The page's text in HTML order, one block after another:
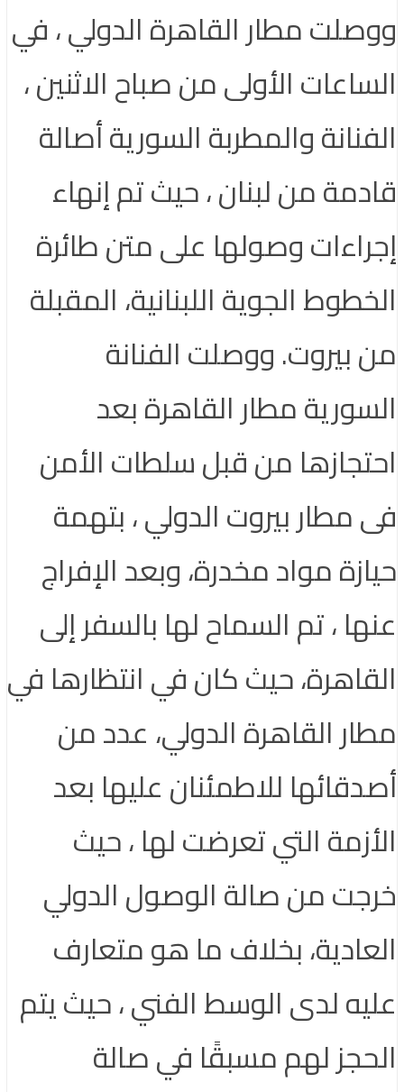
ووصلت مطار القاهرة الدولي ، في
الساعات الأولى من صباح الاثنين ،
الفنانة والمطربة السورية أصالة
قادمة من لبنان ، حيث تم إنهاء
إجراءات وصولها على متن طائرة
الخطوط الجوية اللبنانية، المقبلة
من بيروت. ووصلت الفنانة
السورية مطار القاهرة بعد
احتجازها من قبل سلطات الأمن
فى مطار بيروت الدولي ، بتهمة
حيازة مواد مخدرة، وبعد الإفراج
عنها ، تم السماح لها بالسفر إلى
القاهرة، حيث كان في انتظارها في
مطار القاهرة الدولي، عدد من
أصدقائها للاطمئنان عليها بعد
الأزمة التي تعرضت لها ، حيث
خرجت من صالة الوصول الدولي
العادية، بخلاف ما هو متعارف
عليه لدى الوسط الفني ، حيث يتم
الحجز لهم مسبقًا في صالة